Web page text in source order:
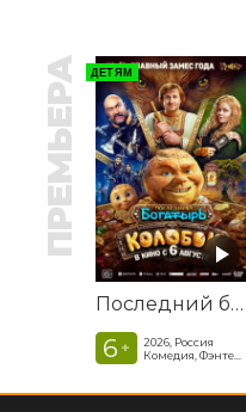
ПРЕМЬЕРА ДЕТЯМ
Последний богатырь. Колобок
6 +
2026, Россия